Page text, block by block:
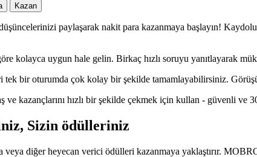
Kazan
paylaşarak nakit para kazanmaya başlayın!
kolayca uygun hale gelin. Birkaç hızlı soruyu yanıtlayarak
bir oturumda çok kolay bir şekilde tamamlayabilirsiniz.
ve kazançlarını hızlı bir şekilde çekmek için kullan - güvenli ve
Sizin ödülleriniz
veya diğer heyecan verici ödülleri kazanmaya yaklaştırır.